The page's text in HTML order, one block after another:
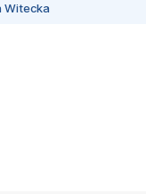
Witecka